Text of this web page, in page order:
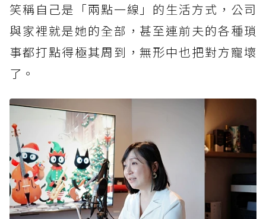
笑稱自己是「兩點一線」的生活方式，公司
與家裡就是她的全部，甚至連前夫的各種瑣
事都打點得極其周到，無形中也把對方寵壞
了。